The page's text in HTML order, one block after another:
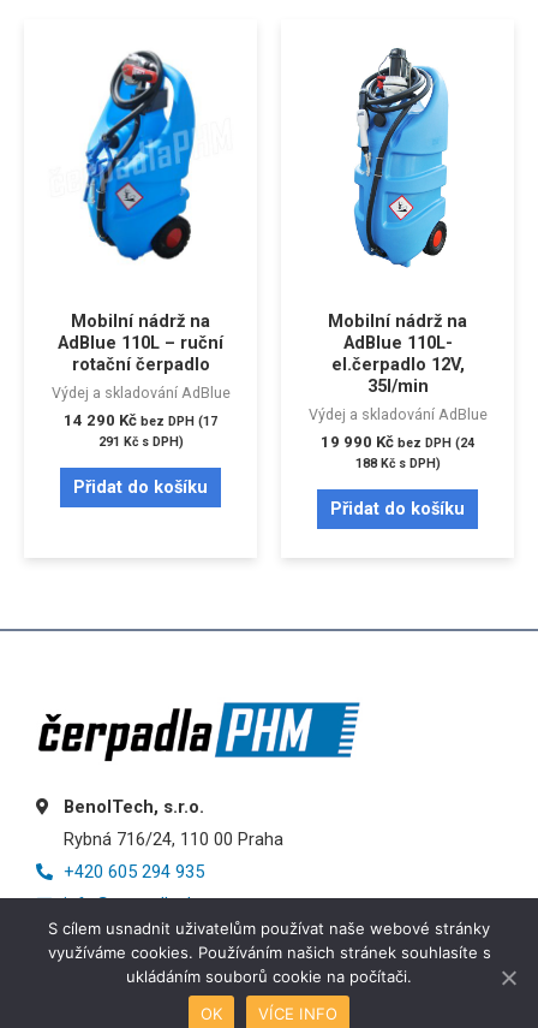
Mobilní nádrž na
AdBlue 110L – ruční
rotační čerpadlo
Výdej a skladování AdBlue
14 290 Kč bez DPH (17
291 Kčs DPH)
Přidat do košíku
Mobilní nádrž na
AdBlue 110L-
el.čerpadlo 12V,
35l/min
Výdej a skladování AdBlue
19 990 Kč bez DPH (24
188 Kčs DPH)
Přidat do košíku
BenolTech, s.r.o.
Rybná 716/24, 110 00 Praha
+420 605 294 935
info@cerpadlaphm.cz
S cílem usnadnit uživatelům používat naše webové stránky
využíváme cookies. Používáním našich stránek souhlasíte s
ukládáním souborů cookie na počítači.
OK
VÍCE INFO